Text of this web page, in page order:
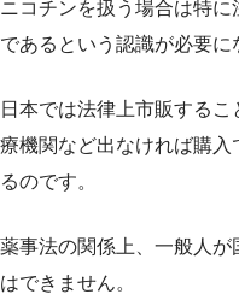
ニコチンを扱う場合は特
であるという認識が必要に
日本では法律上市販する
療機関など出なければ購
るのです。
薬事法の関係上、一般人が
はできません。